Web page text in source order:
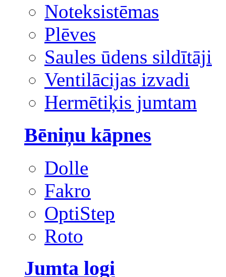
Noteksistēmas
Plēves
Saules ūdens sildītāji
Ventilācijas izvadi
Hermētiķis jumtam
Bēniņu kāpnes
Dolle
Fakro
OptiStep
Roto
Jumta logi